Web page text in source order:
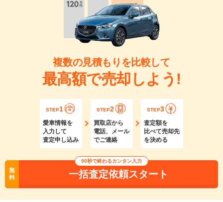
複数の見積もりを比較して
最高額で売却しよう!
STEP1
愛車情報を
入力して
査定申し込み
STEP2
買取店から
電話、メール
でご連絡
STEP3
査定額を
比べて売却先
を決める
無
料
90秒で終わるカンタン入力
一括査定依頼スタート